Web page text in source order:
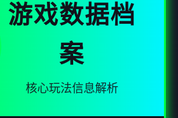
游戏数据档
案
核心玩法信息解析